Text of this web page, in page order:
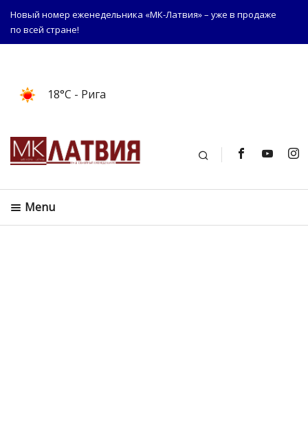
Новый номер еженедельника «МК-Латвия» – уже в продаже
по всей стране!
18°C - Рига
Поиск
Menu